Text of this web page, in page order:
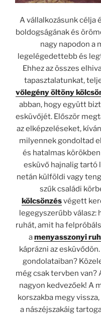
A vállalkozásunk célja
boldogságának és
nagy napodon a
legelégedettebb és
Ehhez az összes
tapasztalatunkat,
vőlegény öltöny
abban, hogy együtt
esküvőjét. Először
az elképzeléseket,
milyennek gondoltad
és hatalmas
esküvő hajnalig tartó
netán külföldi vagy
szűk családi
kölcsönzésvégett
legegyszerűbb válasz:
ruhát, amit ha
amenyasszonyi
káprázni az esküvődön.
gondolataiban?
még csak tervben van?
nagyon kedvezőek! A
korszakba megy
a nászéjszakáig